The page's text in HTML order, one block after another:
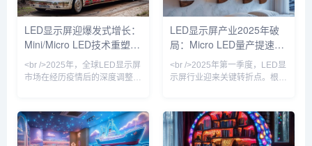
万元大关。行业分析师指出，这
不仅是像素间距的缩小，更意味
着LED显示从“户外广告牌”向“超
高清家庭影院”的边界消融。<br
LED则凭借其高亮度、低功耗和
超长寿命的优势，成为苹果、三
星、索尼等巨头竞相布局的下一
代显示技术。业内专家指出，随
Micr
LED显示屏迎爆发式增长：
Mini/Micro LED技术重塑千
亿市场格局
<br />2025年，全球LED显示屏
市场在经历疫情后的深度调整期
规模已突破1500亿元人民币，
同比增长18.6%，其中小间距及
Micro LED产品增速高达45%，
LED显示屏产业2025年破
局：Micro LED量产提速，
透明屏与AI内容生态重塑户
外广告
<br />2025年第一季度，LED显
示屏行业迎来关键转折点。根据
升200%，良率突破99.9%，推
动单位制造成本下降约30%。三
星、LG及国内头部厂商京东